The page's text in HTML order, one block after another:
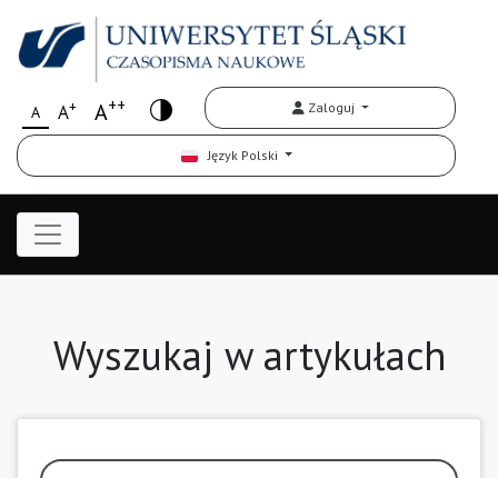
A A+ A++ Zaloguj
Język Polski
Wyszukaj w artykułach